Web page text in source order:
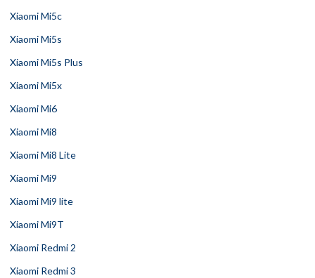
Xiaomi Mi5c
Xiaomi Mi5s
Xiaomi Mi5s Plus
Xiaomi Mi5x
Xiaomi Mi6
Xiaomi Mi8
Xiaomi Mi8 Lite
Xiaomi Mi9
Xiaomi Mi9 lite
Xiaomi Mi9T
Xiaomi Redmi 2
Xiaomi Redmi 3